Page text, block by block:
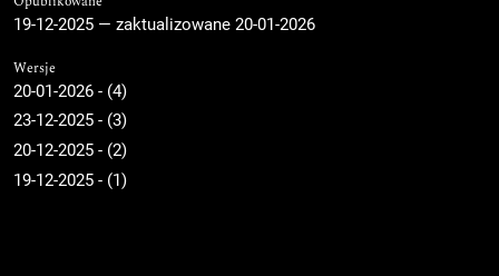
19-12-2025 — zaktualizowane 20-01-2026
Wersje
20-01-2026 - (4)
23-12-2025 - (3)
20-12-2025 - (2)
19-12-2025 - (1)